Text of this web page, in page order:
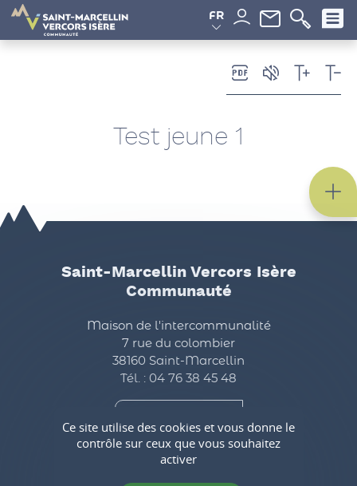
FR
Test jeune 1
Saint-Marcellin Vercors Isère
Communauté
Maison de l'intercommunalité
7 rue du colombier
38160 Saint-Marcellin
Tél. : 04 76 38 45 48
Horaires d'ouverture
Panneau de gestion des cookies
Ce site utilise des cookies et vous donne le
contrôle sur ceux que vous souhaitez
activer